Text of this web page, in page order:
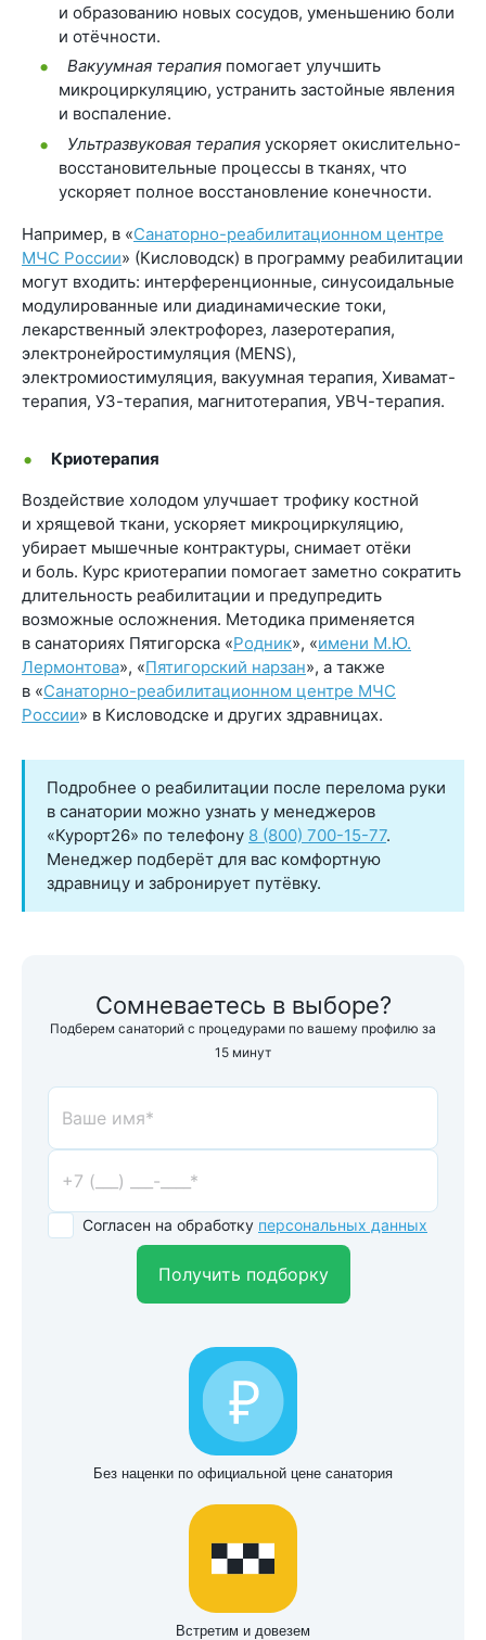
и образованию новых сосудов, уменьшению боли
и отёчности.
Вакуумная терапия помогает улучшить
микроциркуляцию, устранить застойные явления
и воспаление.
Ультразвуковая терапия ускоряет окислительно-
восстановительные процессы в тканях, что
ускоряет полное восстановление конечности.
Например, в «Санаторно-реабилитационном центре
МЧС России» (Кисловодск) в программу реабилитации
могут входить: интерференционные, синусоидальные
модулированные или диадинамические токи,
лекарственный электрофорез, лазеротерапия,
электронейростимуляция (MENS),
электромиостимуляция, вакуумная терапия, Хивамат-
терапия, УЗ-терапия, магнитотерапия, УВЧ-терапия.
Криотерапия
Воздействие холодом улучшает трофику костной
и хрящевой ткани, ускоряет микроциркуляцию,
убирает мышечные контрактуры, снимает отёки
и боль. Курс криотерапии помогает заметно сократить
длительность реабилитации и предупредить
возможные осложнения. Методика применяется
в санаториях Пятигорска «Родник», «имени М.Ю.
Лермонтова», «Пятигорский нарзан», а также
в «Санаторно-реабилитационном центре МЧС
России» в Кисловодске и других здравницах.
Подробнее о реабилитации после перелома руки
в санатории можно узнать у менеджеров
«Курорт26» по телефону 8 (800) 700-15-77.
Менеджер подберёт для вас комфортную
здравницу и забронирует путёвку.
Сомневаетесь в выборе?
Подберем санаторий с процедурами по вашему профилю за
15 минут
Согласен на обработку персональных данных
Получить подборку
Без наценки по официальной цене санатория
Встретим и довезем